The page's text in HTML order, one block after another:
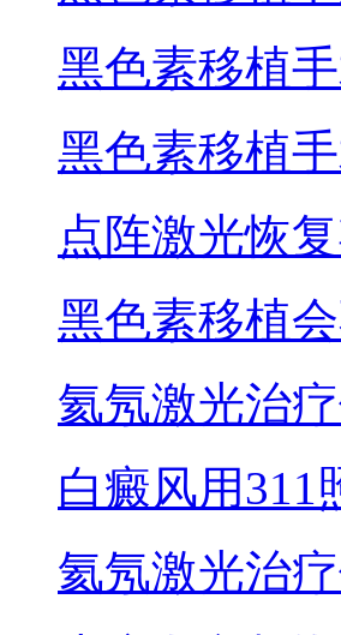
黑色素移植
黑色素移植
点阵激光恢
黑色素移植
氦氖激光治
白癜风用311
氦氖激光治